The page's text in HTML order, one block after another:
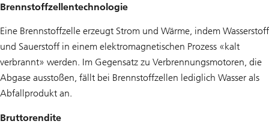
Brennstoffzellentechnologie
Eine Brennstoffzelle erzeugt Strom und Wärme, indem Wasserstoff
und Sauerstoff in einem elektromagnetischen Prozess «kalt
verbrannt» werden. Im Gegensatz zu Verbrennungsmotoren, die
Abgase ausstoßen, fällt bei Brennstoffzellen lediglich Wasser als
Abfallprodukt an.
Bruttorendite